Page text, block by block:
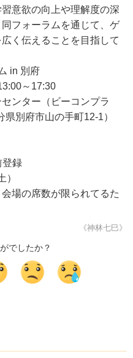
意欲の向上や理解度の深
フォーラムを通じて、ゲ
く伝えることを目指して
in 別府
～17:30
ンター（ビーコンプラ
別府市山の手町12-1）
登録
）
場の席数が限られてるた
《神林七巳》
でしたか？